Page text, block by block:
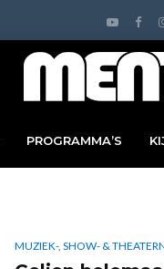
PROGRAMMA’S
MUZIEK-, SHOW- &